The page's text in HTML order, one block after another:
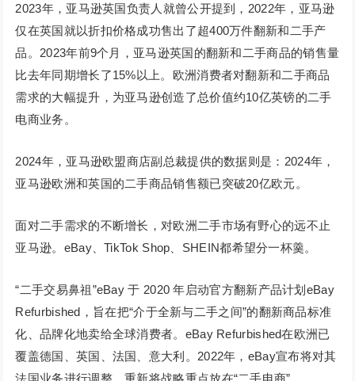
2023年，亚马逊英国负责人就曾公开提到，2022年，亚马逊
仅在英国就以折扣价格成功售出了超400万件翻新和二手产
品。2023年前9个月，亚马逊英国的翻新和二手商品的销售量
比去年同期增长了15%以上。欧洲消费者对翻新和二手商品
需求的大幅提升，为亚马逊创造了总价值约10亿英镑的二手
电商业务。
2024年，亚马逊欧盟商店副总裁提供的数据则是：2024年，
亚马逊欧洲和英国的二手商品销售额已突破20亿欧元。
面对二手需求的不断增长，对欧洲二手市场有野心的远不止
亚马逊。eBay、TikTok Shop、SHEIN都希望分一杯羹。
“二手交易鼻祖”eBay 于 2020 年启动官方翻新产品计划eBay
Refurbished，旨在把“介于全新与二手之间”的翻新商品标准
化、品牌化地卖给全球消费者。eBay Refurbished在欧洲已
覆盖德国、英国、法国、意大利。2022年，eBay宣布将对其
法国业务进行调整，重新将战略重点放在“二手电商”。